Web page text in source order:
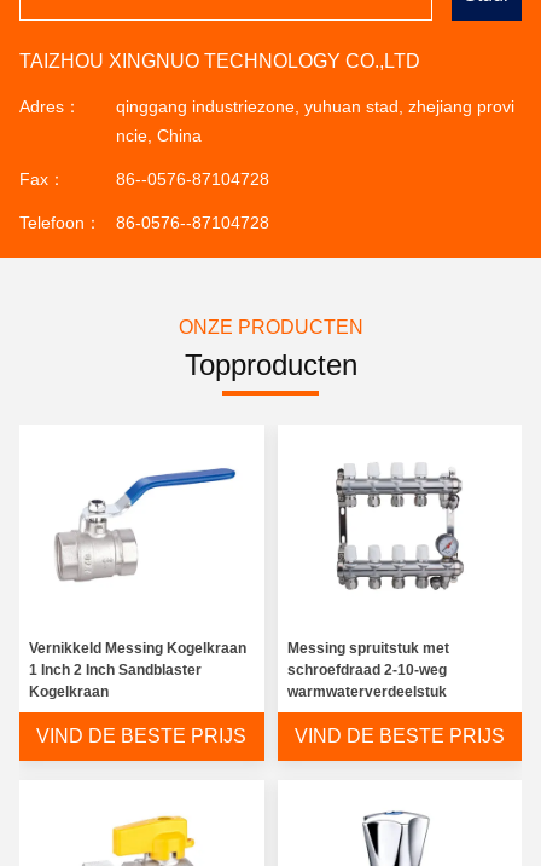
TAIZHOU XINGNUO TECHNOLOGY CO.,LTD
Adres：
qinggang industriezone, yuhuan stad, zhejiang provi
ncie, China
Fax： 86--0576-87104728
Telefoon： 86-0576--87104728
ONZE PRODUCTEN
Topproducten
Vernikkeld Messing Kogelkraan
1 Inch 2 Inch Sandblaster
Kogelkraan
VIND DE BESTE PRIJS
Messing spruitstuk met
schroefdraad 2-10-weg
warmwaterverdeelstuk
VIND DE BESTE PRIJS